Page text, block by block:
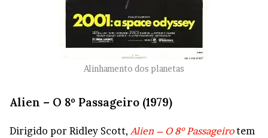
Alinhamento dos planetas
Alien – O 8º Passageiro (1979)
Dirigido por Ridley Scott, Alien – O 8º Passageirotem